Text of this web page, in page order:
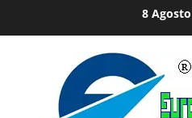
al
8